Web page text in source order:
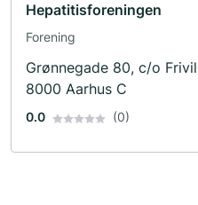
Hepatitisforeningen
Forening
Grønnegade 80, c/o
8000 Aarhus C
0.0 (0)